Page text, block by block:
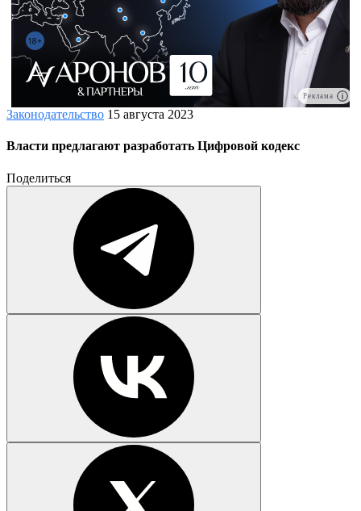
Реклама
Законодательство 15 августа 2023
Власти предлагают разработать Цифровой кодекс
Поделиться